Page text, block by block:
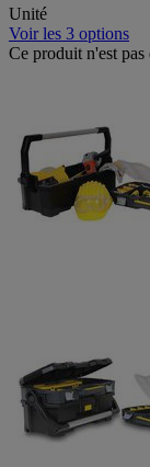
Unité
Voir les 3 options
Ce produit n'est